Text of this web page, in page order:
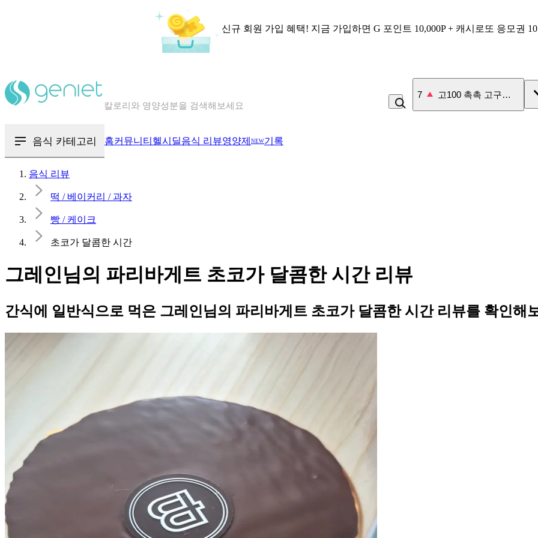
신규 회원 가입 혜택! 지금 가입하면 G 포인트 10,000P + 캐시로또 응모권
혈당 · 다이어트 음식 검색해보세요
7 고100 촉촉 고구마 스틱
음식 카테고리 홈커뮤니티 헬시딜음식 리뷰영양제 NEW기록
음식 리뷰
떡 / 베이커리 / 과자
빵 / 케이크
초코가 달콤한 시간
그레인님의 파리바게트 초코가 달콤한 시간 리뷰
간식에 일반식으로 먹은 그레인님의 파리바게트 초코가 달콤한 시간 리뷰를 확인해